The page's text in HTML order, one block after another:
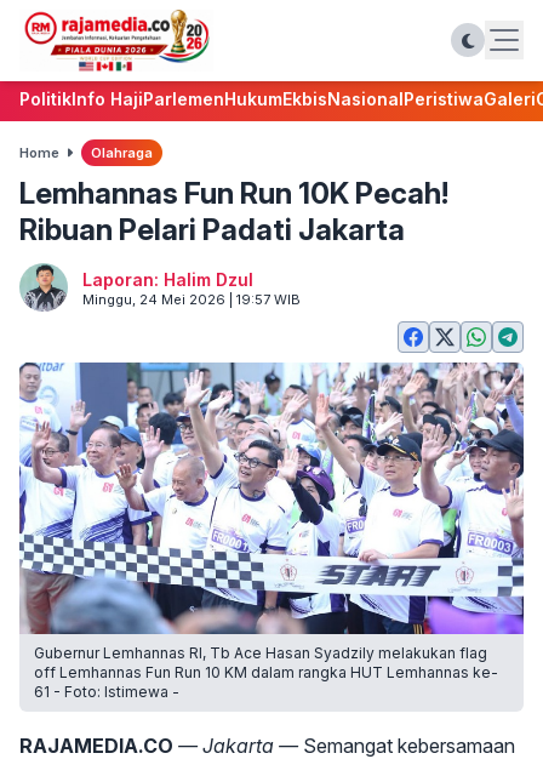
PolitikInfo HajiParlemenHukumEkbisNasionalPeristiwaGaleri
Home Olahraga
Lemhannas Fun Run 10K Pecah!
Ribuan Pelari Padati Jakarta
Laporan: Halim Dzul
Minggu, 24 Mei 2026 | 19:57 WIB
Gubernur Lemhannas RI, Tb Ace Hasan Syadzily melakukan flag
off Lemhannas Fun Run 10 KM dalam rangka HUT Lemhannas ke-
61 - Foto: Istimewa -
RAJAMEDIA.CO — Jakarta — Semangat kebersamaan